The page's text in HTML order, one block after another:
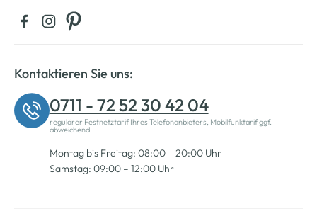
Kontaktieren Sie uns:
0711 - 72 52 30 42 04
regulärer Festnetztarif Ihres Telefonanbieters, Mobilfunktarif ggf.
abweichend.
Montag bis Freitag: 08:00 – 20:00 Uhr
Samstag: 09:00 – 12:00 Uhr